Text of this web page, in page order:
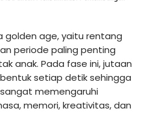
golden age, yaitu rentang
periode paling penting
anak. Pada fase ini, jutaan
setiap detik sehingga
memengaruhi
memori, kreativitas, dan